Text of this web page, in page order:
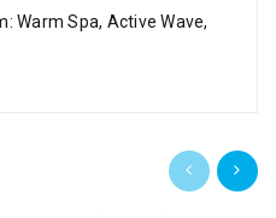
Warm Spa, Active Wave,